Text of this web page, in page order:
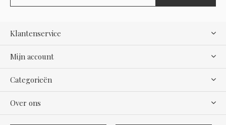
Klantenservice
Mijn account
Categorieën
Over ons